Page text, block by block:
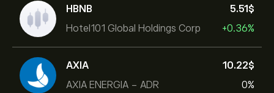
HBNB
Hotel101 Global Holdings Corp
5.51‎$‎
+0.36%
AXIA
AXIA ENERGIA - ADR
10.22‎$‎
0%